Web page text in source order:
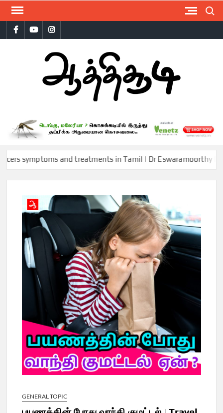
Skip
contentFacebookYoutubeInstagram
and treatments in Tamil | Dr Eswaramoorthy |
GENERAL TOPIC